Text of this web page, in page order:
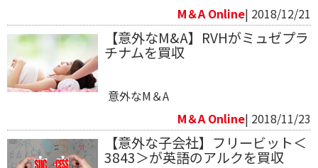
M＆A Online| 2018/12/21
【意外なM&A】RVHがミュゼプラ
チナムを買収
意外なM＆A
M＆A Online| 2018/11/23
【意外な子会社】フリービット＜
3843＞が英語のアルクを買収